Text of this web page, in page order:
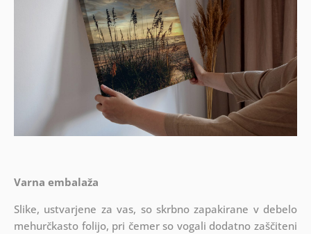
Varna embalaža
Slike, ustvarjene za vas, so skrbno zapakirane v debelo
mehurčkasto folijo, pri čemer so vogali dodatno zaščiteni